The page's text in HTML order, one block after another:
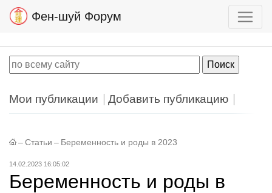
Фен-шуй Форум
Мои публикации Добавить публикацию
– Статьи – Беременность и роды в 2023
14.02.2023 16:05:02
Беременность и роды в